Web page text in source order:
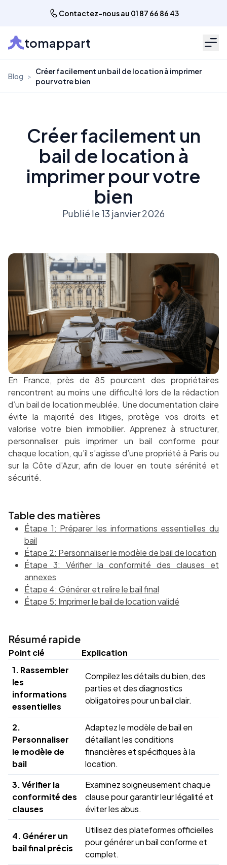
Contactez-nous au 01 87 66 86 43
tomappart
Blog >
Créer facilement un bail de location à imprimer
pour votre bien
Créer facilement un
bail de location à
imprimer pour votre
bien
Publié le 13 janvier 2026
En France, près de 85 pourcent des propriétaires
rencontrent au moins une difficulté lors de la rédaction
d’un bail de location meublée. Une documentation claire
évite la majorité des litiges, protège vos droits et
valorise votre bien immobilier. Apprenez à structurer,
personnaliser puis imprimer un bail conforme pour
chaque location, qu’il s’agisse d’une propriété à Paris ou
sur la Côte d’Azur, afin de louer en toute sérénité et
sécurité.
Table des matières
Étape 1: Préparer les informations essentielles du
bail
Étape 2: Personnaliser le modèle de bail de location
Étape 3: Vérifier la conformité des clauses et
annexes
Étape 4: Générer et relire le bail final
Étape 5: Imprimer le bail de location validé
Résumé rapide
Point clé
Explication
1. Rassembler
les
informations
essentielles
Compilez les détails du bien, des
parties et des diagnostics
obligatoires pour un bail clair.
2.
Personnaliser
le modèle de
bail
Adaptez le modèle de bail en
détaillant les conditions
financières et spécifiques à la
location.
3. Vérifier la
conformité des
clauses
Examinez soigneusement chaque
clause pour garantir leur légalité et
éviter les abus.
4. Générer un
bail final précis
Utilisez des plateformes officielles
pour générer un bail conforme et
complet.